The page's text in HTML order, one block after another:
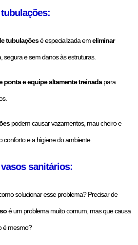
tubulaçõesé especializada emeliminar
segura e sem danos às estruturas.
ponta e equipe altamente treinadapara
podem causar vazamentos, mau cheiro e
conforto e a higiene do ambiente.
sanitários:
solucionar esse problema?Precisar de
é um problema muito comum, mas que causa
é mesmo?